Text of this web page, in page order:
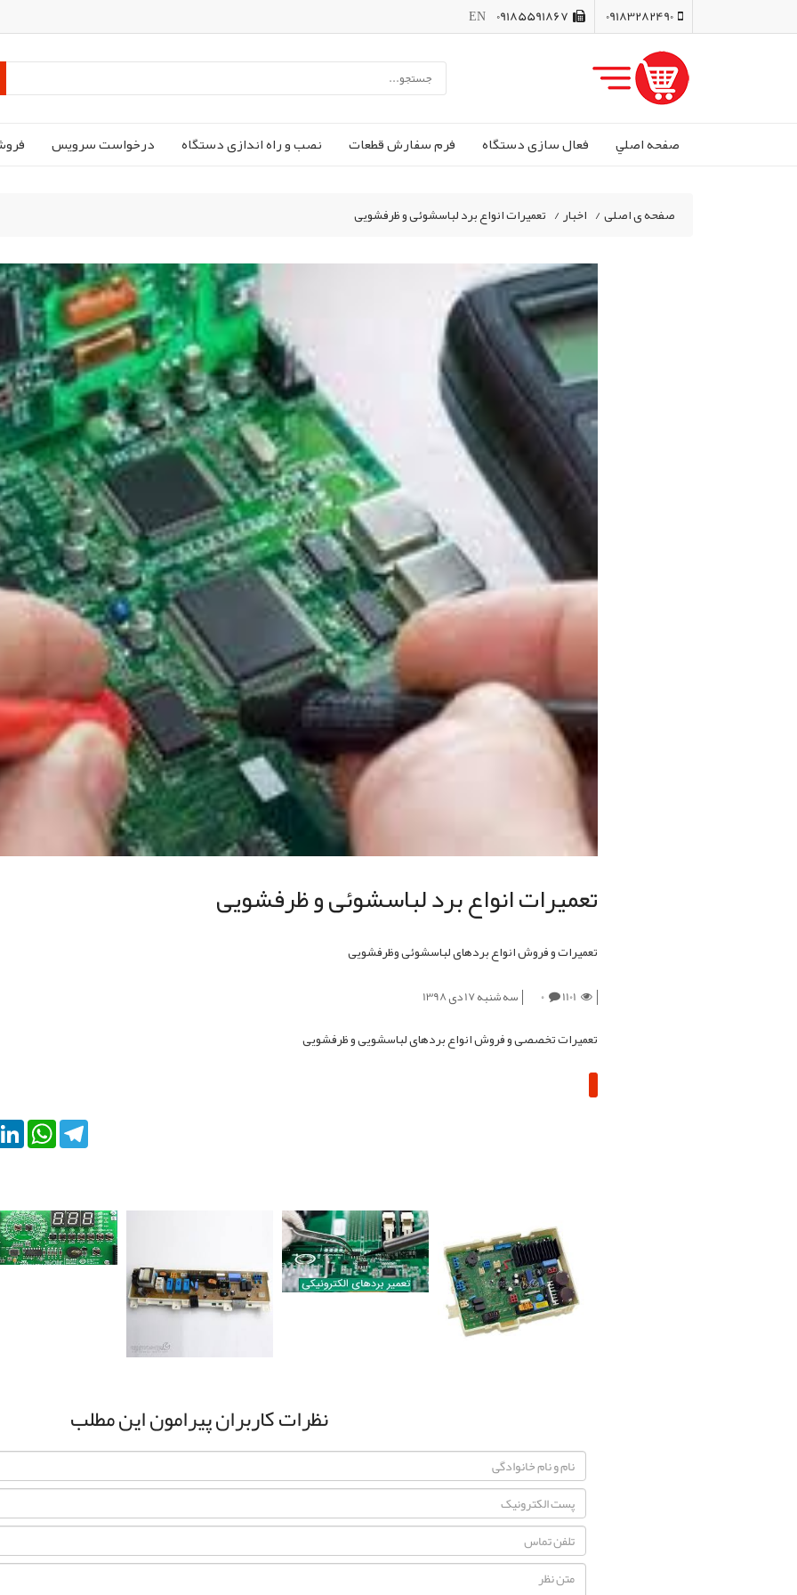
09183282490
09185591867
EN
صفحه اصلي فعال سازی دستگاه فرم سفارش قطعات نصب و راه اندازی دستگاه درخواست سرویس
صفحه ی اصلی/ اخبار/ تعمیرات انواع برد لباسشوئی و ظرفشویی
تعمیرات انواع برد لباسشوئی و ظرفشویی
تعمیرات و فروش انواع بردهای لباسشوئی وظرفشویی
1101
0 سه شنبه 17 دی 1398
تعمیرات تخصصی و فروش انواع بردهای لباسشویی و ظرفشویی
WhatsAppTelegram
نظرات کاربران پیرامون این مطلب